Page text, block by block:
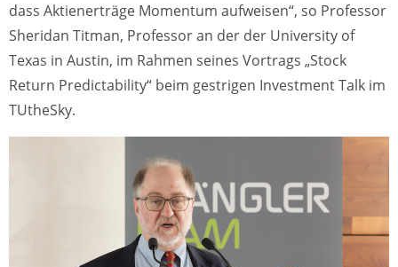
dass Aktienerträge Momentum aufweisen“, so Professor
Sheridan Titman, Professor an der der University of
Texas in Austin, im Rahmen seines Vortrags „Stock
Return Predictability“ beim gestrigen Investment Talk im
TUtheSky.